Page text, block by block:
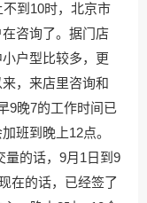
到10时，北京市
咨询了。据门店
户型比较多，更
，来店里咨询和
9晚7的工作时间已
班到晚上12点。
量的话，9月1日到9
在的话，已经签了